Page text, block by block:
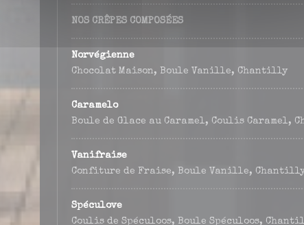
NOS CRÊPES COMPOSÉES
Norvégienne
Chocolat Maison, Boule Vanille, Chantilly
Caramelo
Boule de Glace au Caramel, Coulis Caramel,
Vanifraise
Confiture de Fraise, Boule Vanille,
Spéculove
Coulis de Spéculoos, Boule Spéculoos,